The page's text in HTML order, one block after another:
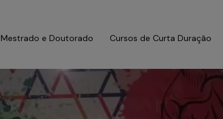
Mestrado e Doutorado Cursos de Curta Duração